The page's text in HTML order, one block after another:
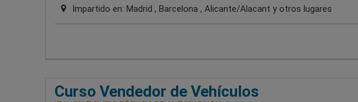
Impartido en: Madrid , Barcelona , Alicante/Alacant y otros lugares
Curso Vendedor de Vehículos